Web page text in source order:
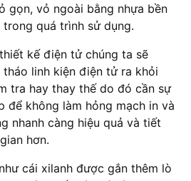
gọn, vỏ ngoài bằng nhựa bền
quá trình sử dụng.
kế điện tử chúng ta sẽ
linh kiện điện tử ra khỏi
tra hay thay thế do đó cần sự
để không làm hỏng mạch in và
nhanh càng hiệu quả và tiết
hơn.
cái xilanh được gắn thêm lò